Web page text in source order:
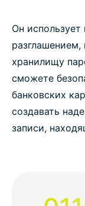
Он
хранилищу
сможете
банковских
создавать
записи,